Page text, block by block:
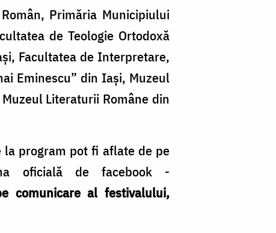
Primăria Municipiului
de Teologie Ortodoxă
Facultatea de Interpretare,
Eminescu” din Iaşi, Muzeul
Literaturii Române din
program pot fi aflate de pe
oficială de facebook -
comunicare al festivalului,